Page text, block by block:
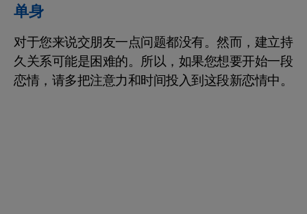
单身
对于您来说交朋友一点问题都没有。然而，建立持
久关系可能是困难的。所以，如果您想要开始一段
恋情，请多把注意力和时间投入到这段新恋情中。